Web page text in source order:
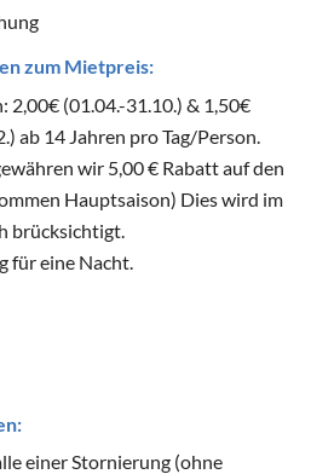
zum Mietpreis:
2,00€ (01.04.-31.10.) & 1,50€
ab 14 Jahren pro Tag/Person.
wir 5,00 € Rabatt auf den
Hauptsaison) Dies wird im
brücksichtigt.
für eine Nacht.
einer Stornierung (ohne